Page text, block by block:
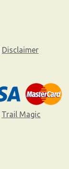
Disclaimer
Trail Magic